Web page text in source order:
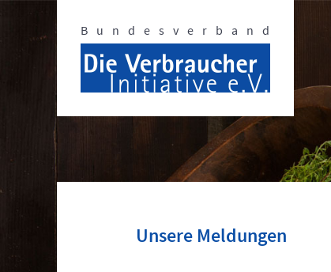
Bundesverband
Unsere Meldungen